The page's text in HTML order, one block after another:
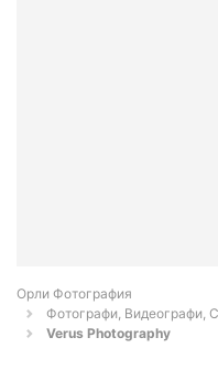
Орли Фотография
Фотографи, Видеографи,
Verus Photography